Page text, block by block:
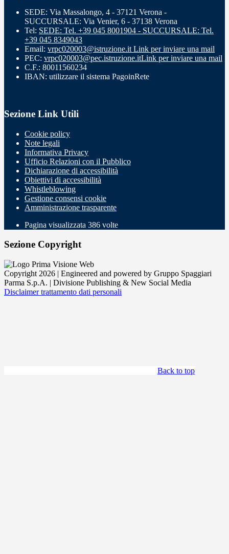
SEDE: Via Massalongo, 4 - 37121 Verona -
SUCCURSALE: Via Venier, 6 - 37138 Verona
Tel: SEDE: Tel. +39 045 8001904 - SUCCURSALE: Tel.
+39 045 8349043
Email: vrpc020003@istruzione.it Link per inviare una mail
PEC: vrpc020003@pec.istruzione.itLink per inviare una mail
C.F.: 80011560234
IBAN: utilizzare il sistema PagoinRete
Sezione Link Utili
Cookie policy
Note legali
Informativa Privacy
Ufficio Relazioni con il Pubblico
Dichiarazione di accessibilità
Obiettivi di accessibilità
Whistleblowing
Gestione consensi cookie
Amministrazione trasparente
Pagina visualizzata 386 volte
Sezione Copyright
Copyright 2026 | Engineered and powered by Gruppo Spaggiari
Parma S.p.A. | Divisione Publishing & New Social Media
Disclaimer trattamento dati personali
Back to top